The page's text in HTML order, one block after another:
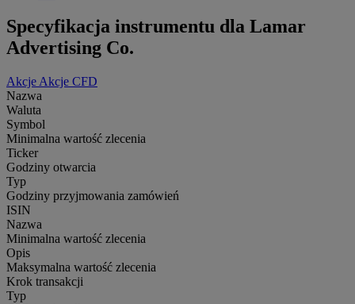
Specyfikacja instrumentu dla Lamar
Advertising Co.
Akcje Akcje CFD
Nazwa
Waluta
Symbol
Minimalna wartość zlecenia
Ticker
Godziny otwarcia
Typ
Godziny przyjmowania zamówień
ISIN
Nazwa
Minimalna wartość zlecenia
Opis
Maksymalna wartość zlecenia
Krok transakcji
Typ